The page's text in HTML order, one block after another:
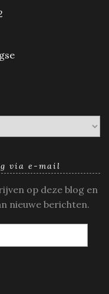
via e-mail
op deze blog en
nieuwe berichten.